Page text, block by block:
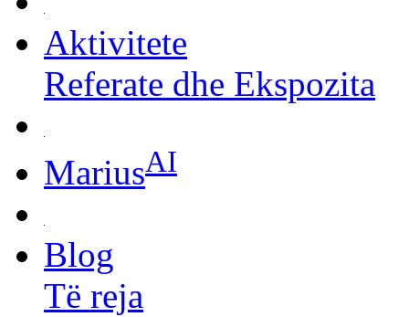
Aktivitete
Referate dhe Ekspozita
MariusAI
Blog
Të reja